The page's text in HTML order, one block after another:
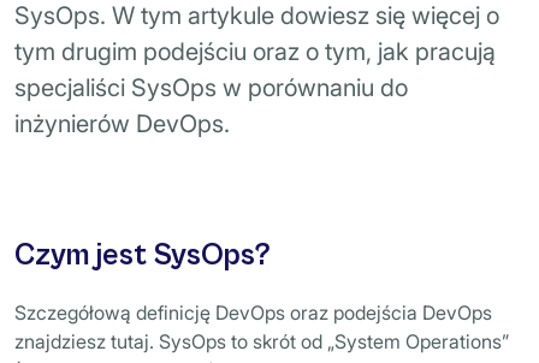
SysOps. W tym artykule dowiesz się więcej o
tym drugim podejściu oraz o tym, jak pracują
specjaliści SysOps w porównaniu do
inżynierów DevOps.
Czym jest SysOps?
Szczegółową definicję DevOps oraz podejścia DevOps
znajdziesz tutaj. SysOps to skrót od „System Operations”